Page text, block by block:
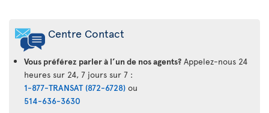
Centre Contact
Vous préférez parler à l’un de nos agents? Appelez-nous 24
heures sur 24, 7 jours sur 7 :
1-877-TRANSAT (872-6728) ou
514-636-3630